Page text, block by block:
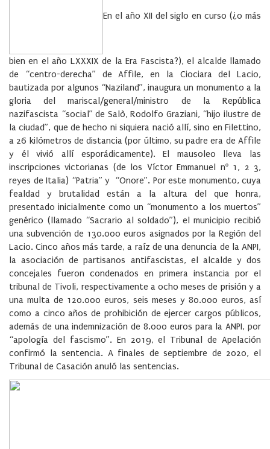
En el año XII del siglo en curso (¿o más
bien en el año LXXXIX de la Era Fascista?), el alcalde llamado
de “centro-derecha” de Affile, en la Ciociara del Lacio,
bautizada por algunos “Naziland”, inaugura un monumento a la
gloria del mariscal/general/ministro de la República
nazifascista “social” de Salò, Rodolfo Graziani, “hijo ilustre de
la ciudad”, que de hecho ni siquiera nació allí, sino en Filettino,
a 26 kilómetros de distancia (por último, su padre era de Affile
y él vivió allí esporádicamente). El mausoleo lleva las
inscripciones victorianas (de los Víctor Emmanuel nº 1, 2 3,
reyes de Italia) “Patria” y “Onore”. Por este monumento, cuya
fealdad y brutalidad están a la altura del que honra,
presentado inicialmente como un “monumento a los muertos”
genérico (llamado “Sacrario al soldado”), el municipio recibió
una subvención de 130.000 euros asignados por la Región del
Lacio. Cinco años más tarde, a raíz de una denuncia de la ANPI,
la asociación de partisanos antifascistas, el alcalde y dos
concejales fueron condenados en primera instancia por el
tribunal de Tivoli, respectivamente a ocho meses de prisión y a
una multa de 120.000 euros, seis meses y 80.000 euros, así
como a cinco años de prohibición de ejercer cargos públicos,
además de una indemnización de 8.000 euros para la ANPI, por
“apología del fascismo”. En 2019, el Tribunal de Apelación
confirmó la sentencia. A finales de septiembre de 2020, el
Tribunal de Casación anuló las sentencias.